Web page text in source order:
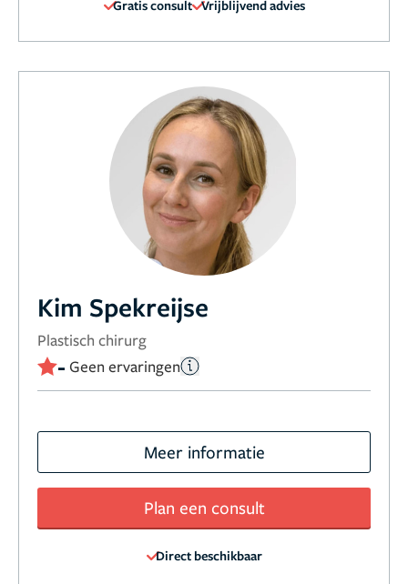
Gratis consult Vrijblijvend advies
Kim Spekreijse
Plastisch chirurg
- Geen ervaringen
Meer informatie
Plan een consult
Direct beschikbaar